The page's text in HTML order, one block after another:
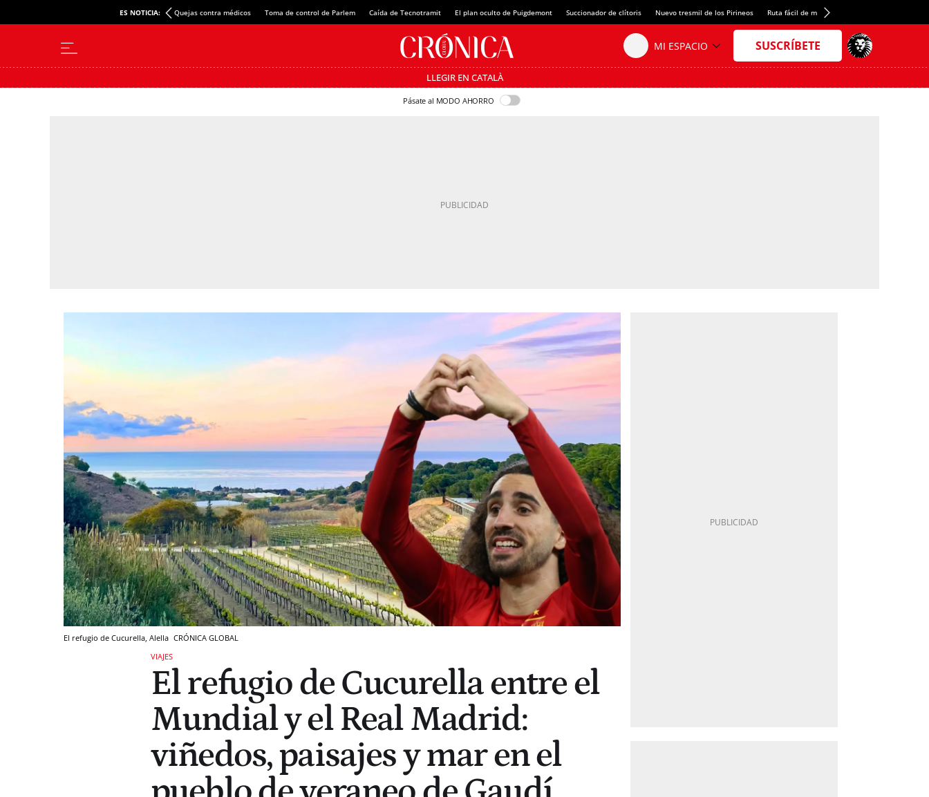
ES NOTICIA: Quejas contra médicos Toma de control de Parlem Caída de Tecnotramit El plan oculto de Puigdemont Succionador de clítoris Nuevo tresmil de los Pirineos Ruta fácil de montaña
LLEGIR EN CATALÀ
Pásate al MODO AHORRO
El refugio de Cucurella, Alella CRÓNICA GLOBAL
VIAJES
El refugio de Cucurella entre el
Mundial y el Real Madrid:
viñedos, paisajes y mar en el